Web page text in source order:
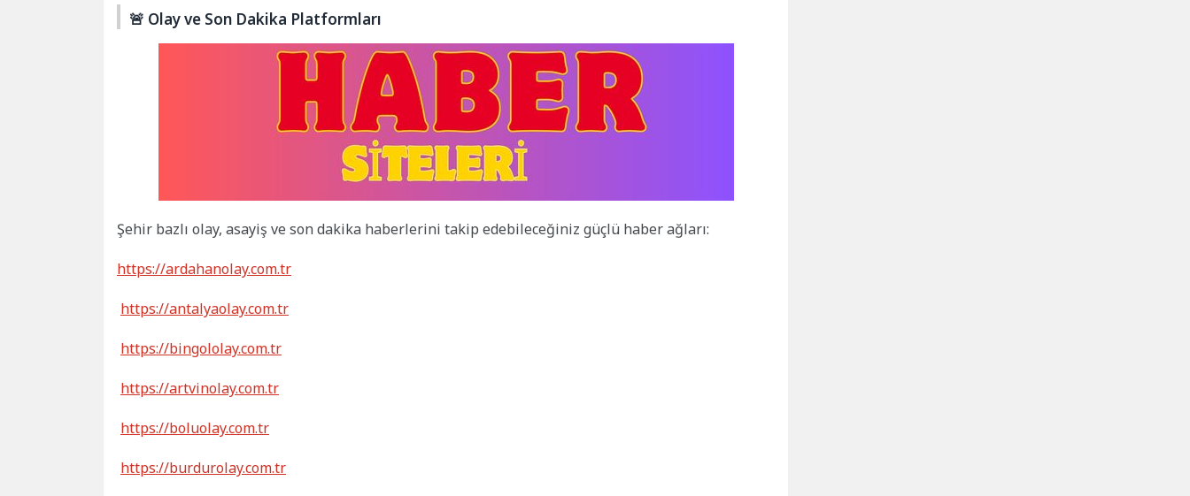
🚨 Olay ve Son Dakika Platformları
Şehir bazlı olay, asayiş ve son dakika haberlerini takip edebileceğiniz güçlü haber ağları:
https://ardahanolay.com.tr
https://antalyaolay.com.tr
https://bingololay.com.tr
https://artvinolay.com.tr
https://boluolay.com.tr
https://burdurolay.com.tr